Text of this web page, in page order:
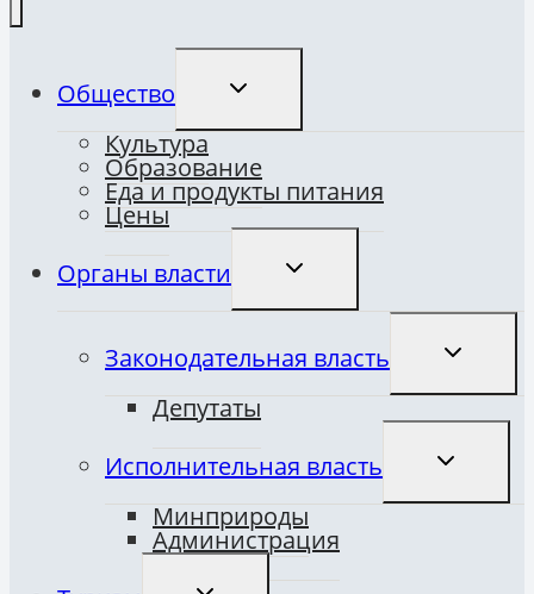
Общество
ПЕРЕКЛЮЧИТЬ
ДОЧЕРНЕЕ
Культура
Образование
Еда и продукты питания
Цены
Органы власти
ПЕРЕКЛЮЧИТЬ
ДОЧЕРНЕЕ
Законодательная власть
Депутаты
Исполнительная власть
Минприроды
Администрация
ПЕРЕКЛЮЧИТЬ